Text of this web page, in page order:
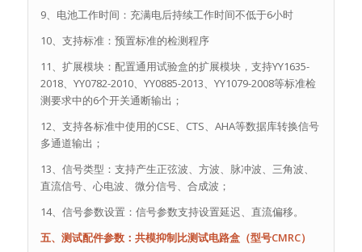
9、电池工作时间：充满电后持续工作时间不低于6小时
10、支持标准：预置标准的检测程序
11、扩展模块：配置通用试验盒的扩展模块，支持YY1635-
2018、YY0782-2010、YY0885-2013、YY1079-2008等标准检
测要求中的6个开关通断输出；
12、支持各标准中使用的CSE、CTS、AHA等数据库转换信号
多通道输出；
13、信号类型：支持产生正弦波、方波、脉冲波、三角波、
直流信号、心电波、微分信号、合成波；
14、信号参数设置：信号参数支持设置延迟、直流偏移。
五、测试配件参数：共模抑制比测试电路盒（型号CMRC）